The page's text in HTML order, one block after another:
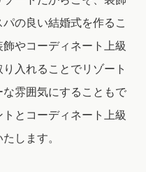
の良い結婚式を作るこ
やコーディネート上級
入れることでリゾート
雰囲気にすることもで
とコーディネート上級
します。